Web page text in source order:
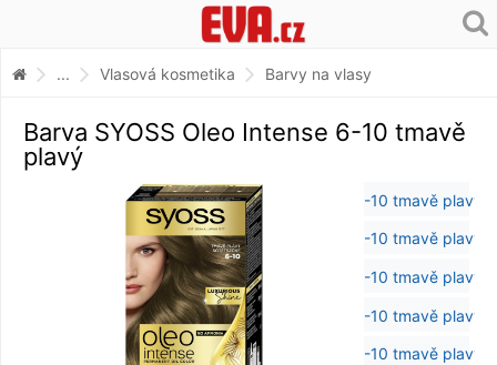
... Vlasová kosmetika Barvy na vlasy
Barva SYOSS Oleo Intense 6-10 tmavě
plavý